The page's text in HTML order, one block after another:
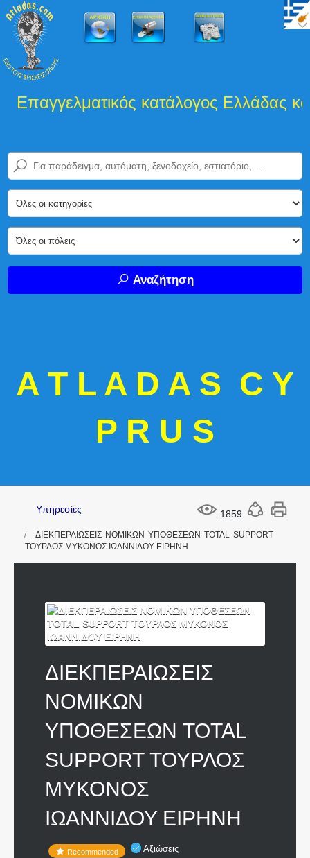
κατάλογος Ελλάδας και
Αναζήτηση
A T L A D A S C Y
P R U S
1859
Υπηρεσίες
ΔΙΕΚΠΕΡΑΙΩΣΕΙΣ ΝΟΜΙΚΩΝ ΥΠΟΘΕΣΕΩΝ TOTAL SUPPORT
ΤΟΥΡΛΟΣ ΜΥΚΟΝΟΣ ΙΩΑΝΝΙΔΟΥ ΕΙΡΗΝΗ
ΔΙΕΚΠΕΡΑΙΩΣΕΙΣ
ΝΟΜΙΚΩΝ
ΥΠΟΘΕΣΕΩΝ TOTAL
SUPPORT ΤΟΥΡΛΟΣ
ΜΥΚΟΝΟΣ
ΙΩΑΝΝΙΔΟΥ ΕΙΡΗΝΗ
Recommended Αξιώσεις